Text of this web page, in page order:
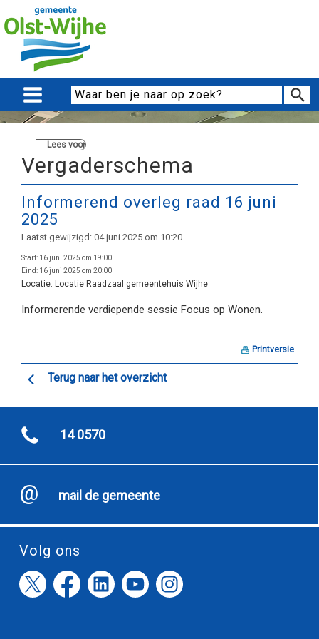
Lees voor
Vergaderschema
Informerend overleg raad 16 juni
2025
Laatst gewijzigd: 04 juni 2025 om 10:20
Start: 16 juni 2025 om 19:00
Eind: 16 juni 2025 om 20:00
Locatie: Locatie Raadzaal gemeentehuis Wijhe
Informerende verdiepende sessie Focus op Wonen.
Printversie
Terug naar het overzicht
14 0570
mail de gemeente
Volg ons